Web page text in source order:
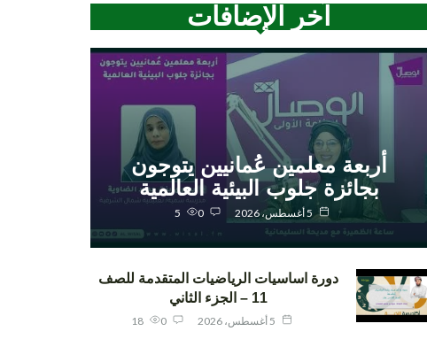
آخر الإضافات
أربعة معلمين عُمانيين يتوجون
بجائزة جلوب البيئية العالمية
0
دورة اساسيات الرياضيات المتقدمة للصف
11 – الجزء الثاني
0
18